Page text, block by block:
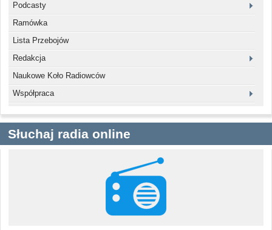
Podcasty
Ramówka
Lista Przebojów
Redakcja
Naukowe Koło Radiowców
Współpraca
Słuchaj radia online